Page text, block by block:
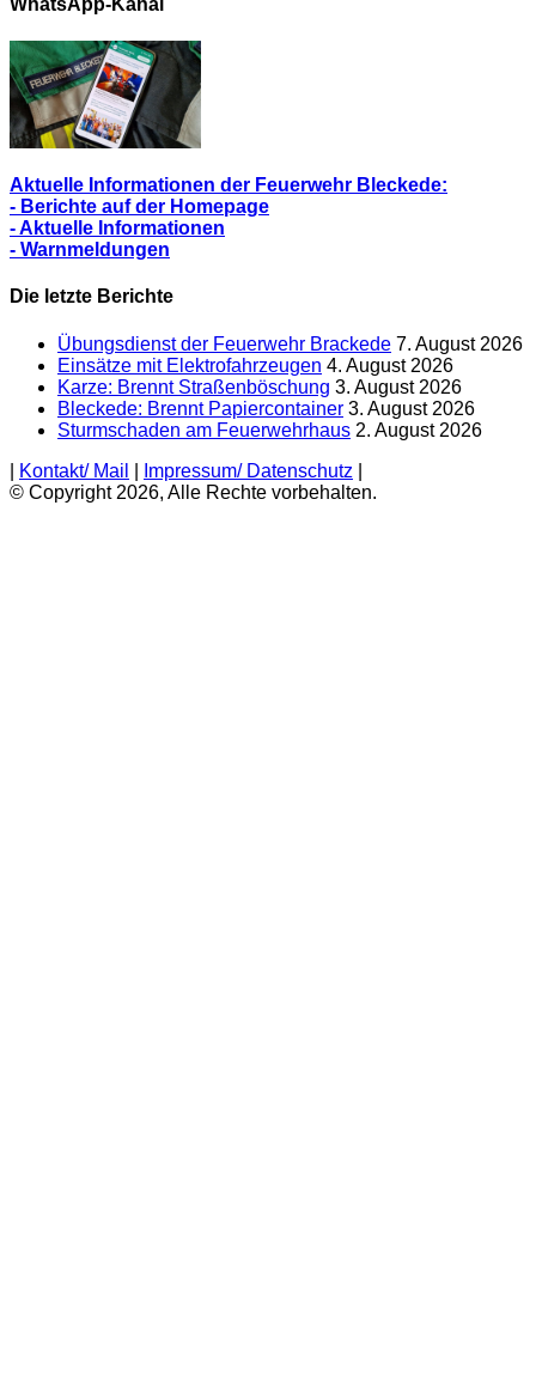
Aktuelle Informationen der Feuerwehr Bleckede:
- Berichte auf der Homepage
- Aktuelle Informationen
- Warnmeldungen
Die letzte Berichte
Übungsdienst der Feuerwehr Brackede 7. August 2026
Einsätze mit Elektrofahrzeugen 4. August 2026
Karze: Brennt Straßenböschung 3. August 2026
Bleckede: Brennt Papiercontainer 3. August 2026
Sturmschaden am Feuerwehrhaus 2. August 2026
Kontakt/ Mail Impressum/ Datenschutz
© Copyright 2026, Alle Rechte vorbehalten.